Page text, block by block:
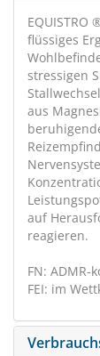
EQUISTRO
flüssiges
stressigen
aus
auf
reagieren.
FN: ADMR-
FEI: im